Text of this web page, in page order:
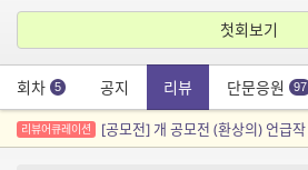
첫회보기
회차 5 공지 리뷰 단문응원 97
리뷰어큐레이션 [공모전] 개 공모전 (환상의) 언급작